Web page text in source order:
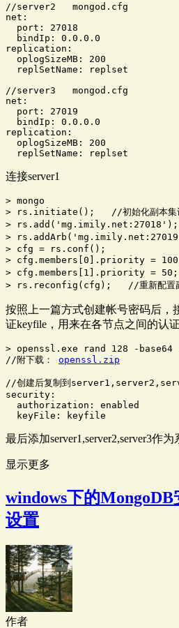
//server2   mongod.cfg
net:
  port: 27018
  bindIp: 0.0.0.0
replication:
  oplogSizeMB: 200
  replSetName: replset
//server3   mongod.cfg
net:
  port: 27019
  bindIp: 0.0.0.0
replication:
  oplogSizeMB: 200
  replSetName: replset
连接server1
> mongo
> rs.initiate();   //初始化副本集
>
>
> cfg = rs.conf();
> cfg.members[0].priority =
> cfg.members[1].priority = 50;
> rs.reconfig(cfg);   //重新配置副
按照上一篇方式创建帐号密码后，
证keyfile，用来在各节点之间的认证
> openssl.exe rand 128 -
//附下载： openssl.zip
//创建后复制到
security:
  authorization: enabled
  keyFile: keyfile
最后添加server1,server2,server3作
显示更多
windows下的
设置
作者